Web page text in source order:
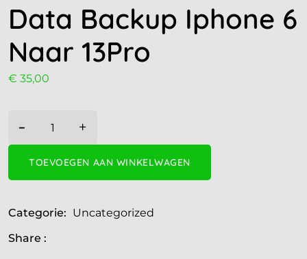
Data Backup Iphone 6
Naar 13Pro
€ 35,00
- +
TOEVOEGEN AAN WINKELWAGEN
Categorie: Uncategorized
Share :